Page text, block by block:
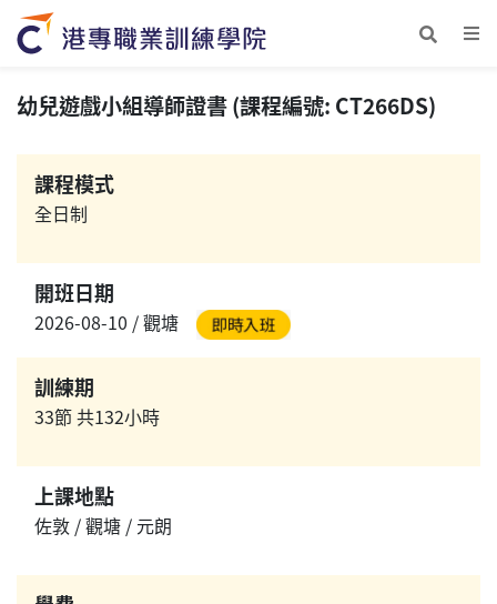
幼兒遊戲小組導師證書 (課程編號: CT266DS)
課程模式
全日制
開班日期
2026-08-10 / 觀塘
訓練期
33節 共132小時
上課地點
佐敦 / 觀塘 / 元朗